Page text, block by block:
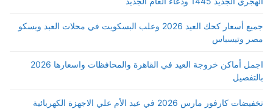
جميع أسعار كحك العيد 2026 وعلب البسكويت في محلات العبد وبسكو
مصر وتيسباس
اجمل أماكن خروجة العيد في القاهرة والمحافظات واسعارها 2026
بالتفصيل
تخفيضات كارفور مارس 2026 في عيد الأم علي الاجهزة الكهربائية